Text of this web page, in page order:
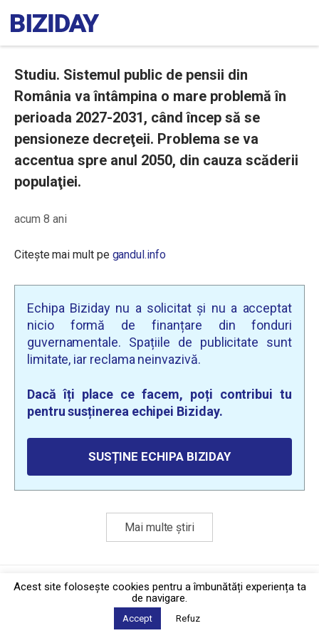
Studiu. Sistemul public de pensii din
România va întâmpina o mare problemă în
perioada 2027-2031, când încep să se
pensioneze decreţeii. Problema se va
accentua spre anul 2050, din cauza scăderii
populaţiei.
acum 8 ani
Citește mai mult pe gandul.info
Echipa Biziday nu a solicitat și nu a acceptat
nicio formă de finanțare din fonduri
guvernamentale. Spațiile de publicitate sunt
limitate, iar reclama neinvazivă.
Dacă îți place ce facem, poți contribui tu
pentru susținerea echipei Biziday.
SUSȚINE ECHIPA BIZIDAY
Mai multe știri
Politica de confidențialitate·Contact
2026 © Biziday
Acest site foloseşte cookies pentru a îmbunătăți experiența ta
de navigare.
Accept Refuz